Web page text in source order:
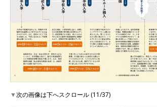
▼次の画像は下へスクロール (11/37)